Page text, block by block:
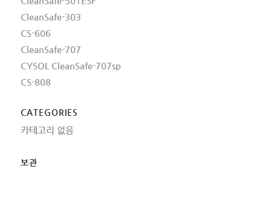
CleanSafe-303
CS-606
CleanSafe-707
CYSOL CleanSafe-707sp
CS-808
CATEGORIES
카테고리 없음
보관